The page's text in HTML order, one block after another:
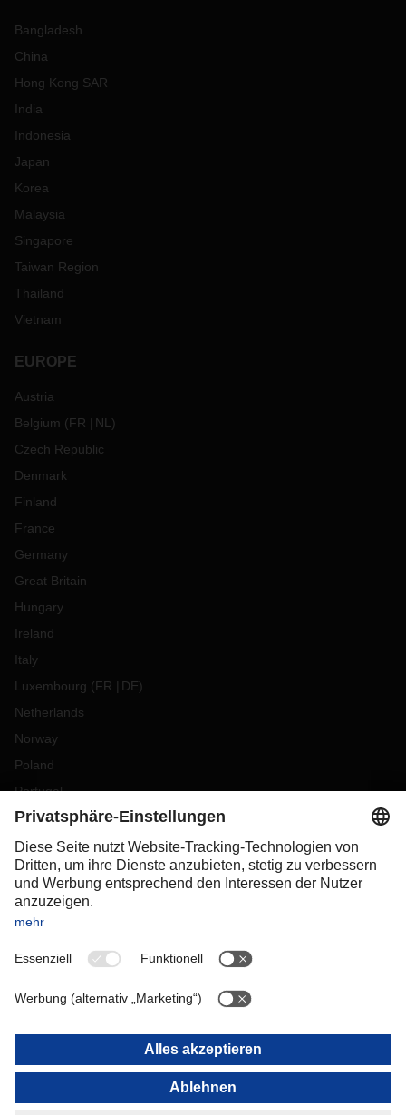
Bangladesh
China
Hong Kong SAR
India
Indonesia
Japan
Korea
Malaysia
Singapore
Taiwan Region
Thailand
Vietnam
EUROPE
Austria
Belgium (FR NL )
Czech Republic
Denmark
Finland
France
Germany
Great Britain
Hungary
Ireland
Italy
Luxembourg (FR DE)
Netherlands
Norway
Poland
Portugal
Romania
Slovakia
Spain
Sweden
Switzerland
OCEANIA